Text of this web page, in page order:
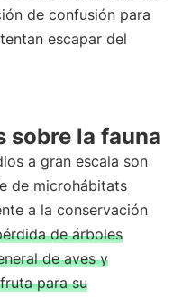
de confusión para
escapar del
sobre la fauna
a gran escala son
de microhábitats
a la conservación
de árboles
de aves y
para su